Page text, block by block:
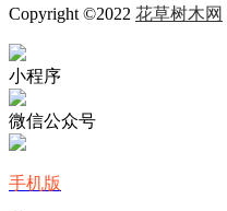
Copyright ©2022 花草树木网
小程序
微信公众号
手机版